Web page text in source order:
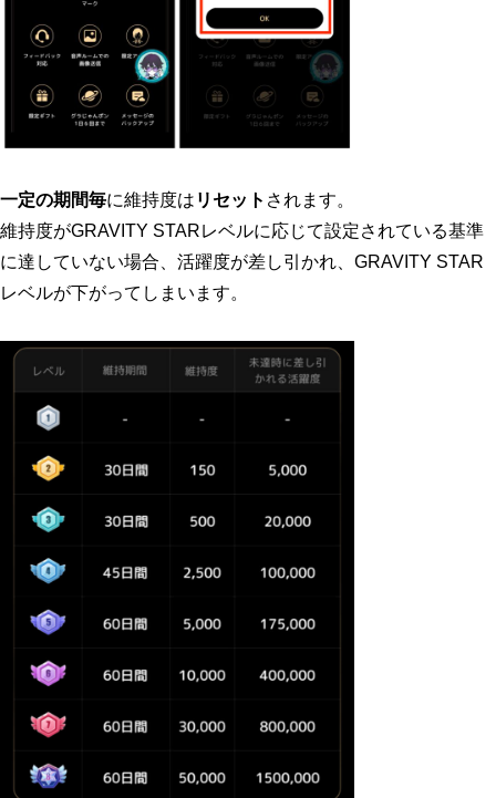
一定の期間毎に維持度は リセット されます。
維持度がGRAVITY STARレベルに応じて設定されている基準
に達していない場合、活躍度が差し引かれ、GRAVITY STAR
レベルが下がってしまいます。